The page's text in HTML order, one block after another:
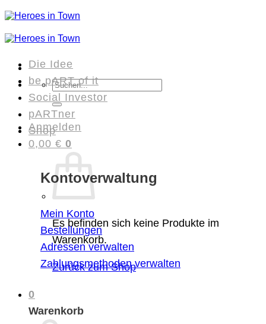
Zum
Inhalt
Suchen
nach:
Anmelden
0,00 € 0
Es befinden sich keine Produkte im
Warenkorb.
Zurück zum Shop
0
Warenkorb
Die Idee
be pART of it
Social Investor
pARTner
Shop
Kontoverwaltung
Mein Konto
Bestellungen
Adressen verwalten
Zahlungsmethoden verwalten